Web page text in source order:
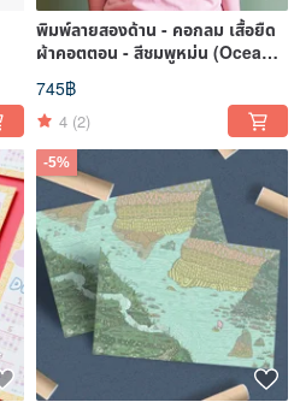
พิมพ์ลายสองด้าน - คอกลม เสื้อยืด
ผ้าคอตตอน - สีชมพูหม่น (Ocean
and Mountain)
745฿
4 (2)
-5%